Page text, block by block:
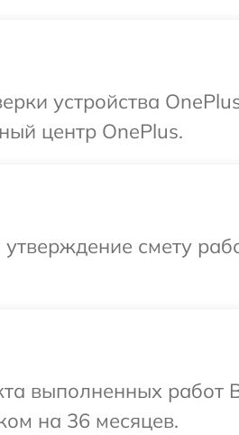
устройства
центр OnePlus.
смету
выполненных
на 36 месяцев.